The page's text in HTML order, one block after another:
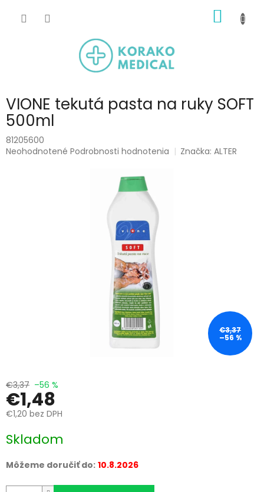
KOŠÍK
VIONE tekutá pasta na ruky SOFT
500ml
81205600
Priemerné
Neohodnotené Podrobnosti hodnotenia Značka:ALTER
€3,37
–56 %
€3,37 –56 %
€1,48
€1,20 bez DPH
cena:
Skladom
Môžeme doručiť do: 10.8.2026